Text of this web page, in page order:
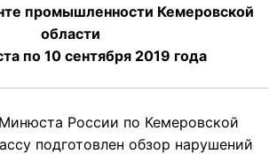
промышленности Кемеровской
области
по 10 сентября 2019 года
России по Кемеровской
подготовлен обзор нарушений